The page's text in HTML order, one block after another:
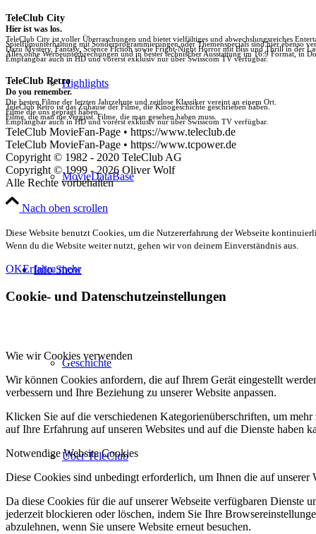
Highlights
MovieDataBase
Info-Show
Geschichte
Über TeleClub
TeleClub City
Hier ist was los.
TeleClub City ist voller Überraschungen und bietet vielfältiges und abwechslungsreiches
Spielfilmunterhaltung mit Sonderprogrammierungen oder Themenspecials sind hier ebenso
Dazu Mystery, Fantasy, Science Fiction sowie Fright-Night Horror mit Biss und Thrill in der
Alles ohne Werbeunterbrechungen und in bester technischer Ausstattung im 16:9 Format, in
Empfangbar auch in HD und vorerst exklusiv nur über Swisscom TV verfügbar.
TeleClub Retro
Do you remember.
Die besten Filme der letzten Jahrzehnte und zeitlose Klassiker vereint an einem Ort.
TeleClub Retro ist das Zuhause der Filme, die Kinogeschichte geschrieben haben.
Filme die uns geprägt haben.
Filme, die man nie vergisst. Filme, die man gesehen haben muss.
Empfangbar auch in HD und vorerst exklusiv nur über Swisscom TV verfügbar.
TeleClub MovieFan-Page • https://www.teleclub.de
TeleClub MovieFan-Page • https://www.tcpower.de
Copyright © 1982 - 2020 TeleClub AG
Copyright © 1999 - 2026 Oliver Wolf
Alle Rechte vorbehalten
Nach oben scrollen
Diese Website benutzt Cookies, um die Nutzererfahrung der Webseite
Wenn du die Website weiter nutzt, gehen wir von deinem Einverständnis aus.
OKErfahre mehr
Cookie- und Datenschutzeinstellungen
Wie wir Cookies verwenden
Wir können Cookies anfordern, die auf Ihrem Gerät eingestellt
verbessern und Ihre Beziehung zu unserer Website anpassen.
Klicken Sie auf die verschiedenen Kategorienüberschriften, um
auf Ihre Erfahrung auf unseren Websites und auf die Dienste haben
Notwendige Website Cookies
Diese Cookies sind unbedingt erforderlich, um Ihnen die auf
Da diese Cookies für die auf unserer Webseite verfügbaren
jederzeit blockieren oder löschen, indem Sie Ihre
abzulehnen, wenn Sie unsere Website erneut besuchen.